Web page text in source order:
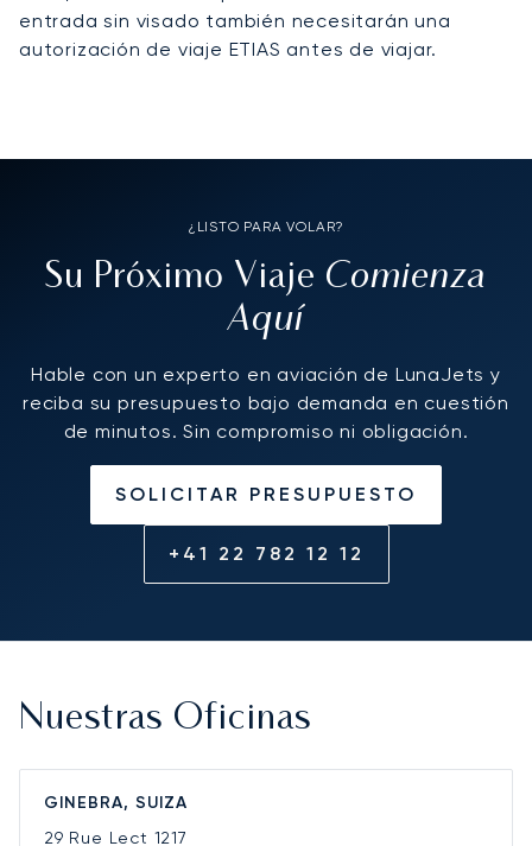
entrada sin visado también necesitarán una
autorización de viaje ETIAS antes de viajar.
¿LISTO PARA VOLAR?
Su Próximo Viaje Comienza
Aquí
Hable con un experto en aviación de LunaJets y
reciba su presupuesto bajo demanda en cuestión
de minutos. Sin compromiso ni obligación.
SOLICITAR PRESUPUESTO
+41 22 782 12 12
Nuestras Oficinas
GINEBRA, SUIZA
29 Rue Lect 1217